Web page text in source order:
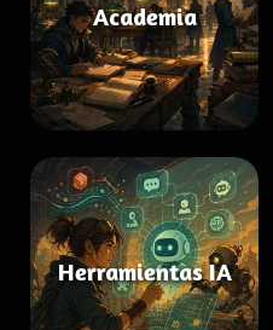
Academia
Herramientas IA